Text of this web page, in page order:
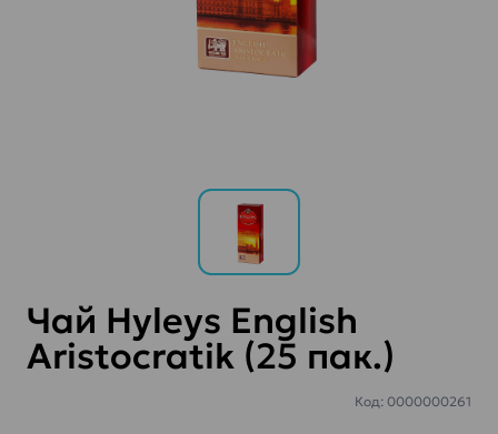
Чай Hyleys English
Aristocratik (25 пак.)
Код: 0000000261